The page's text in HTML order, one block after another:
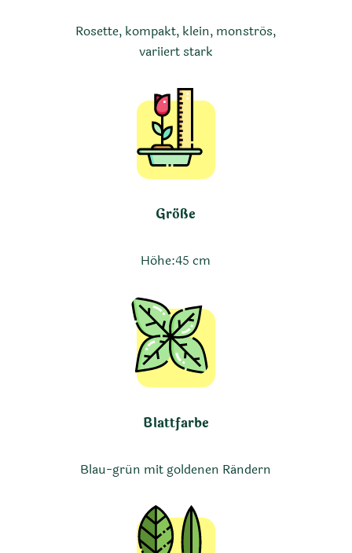
Rosette, kompakt, klein, monströs,
variiert stark
Größe
Höhe:45 cm
Blattfarbe
Blau-grün mit goldenen Rändern